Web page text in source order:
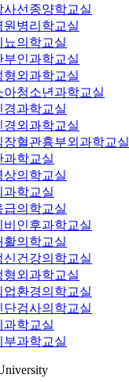
사선종양학교실
원병리학교실
뇨의학교실
부인과학교실
형외과학교실
아청소년과학교실
경과학교실
경외과학교실
장혈관흉부외과학교실
과학교실
상의학교실
과학교실
급의학교실
비인후과학교실
활의학교실
신건강의학교실
형외과학교실
업환경의학교실
단검사의학교실
과학교실
부과학교실